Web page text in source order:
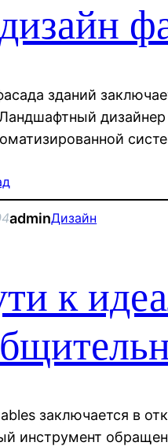
зданий
adminДизайн
к
заключается в
инструмент